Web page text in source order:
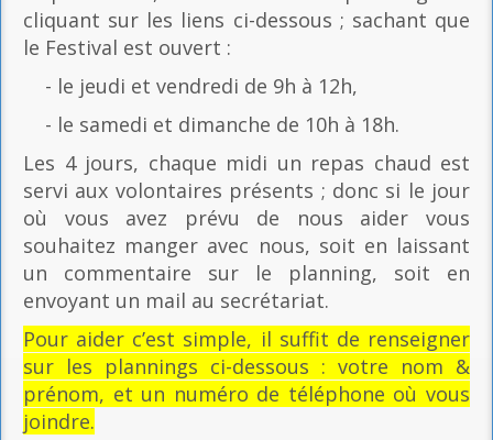
cliquant sur les liens ci-dessous ; sachant que
le Festival est ouvert :
- le jeudi et vendredi de 9h à 12h,
- le samedi et dimanche de 10h à 18h.
Les 4 jours, chaque midi un repas chaud est
servi aux volontaires présents ; donc si le jour
où vous avez prévu de nous aider vous
souhaitez manger avec nous, soit en laissant
un commentaire sur le planning, soit en
envoyant un mail au secrétariat.
Pour aider c’est simple, il suffit de renseigner
sur les plannings ci-dessous : votre nom &
prénom, et un numéro de téléphone où vous
joindre.